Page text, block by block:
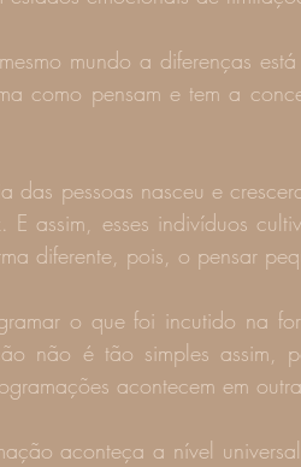
mundo a diferenças
como pensam e tem a
das pessoas nasceu e
E assim, esses indivíduos
diferente, pois, o pensar
o que foi incutido na
não é tão simples assim,
acontecem em
aconteça a nível